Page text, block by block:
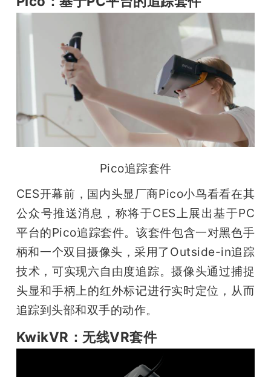
Pico追踪套件
CES开幕前，国内头显厂商Pico小鸟看看在其
公众号推送消息，称将于CES上展出基于PC
平台的Pico追踪套件。该套件包含一对黑色手
柄和一个双目摄像头，采用了Outside-in追踪
技术，可实现六自由度追踪。摄像头通过捕捉
头显和手柄上的红外标记进行实时定位，从而
追踪到头部和双手的动作。
KwikVR：无线VR套件